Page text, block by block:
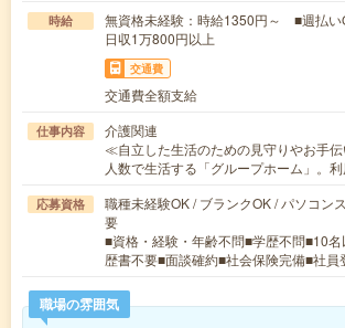
時給
無資格未経験：時給1350円～ ■週払
日収1万800円以上
交通費
交通費全額支給
仕事内容
介護関連
≪自立した生活のための見守りやお手
人数で生活する「グループホーム」。
応募資格
職種未経験OK / ブランクOK / パソコン
要
■資格・経験・年齢不問■学歴不問■10
歴書不要■面談確約■社会保険完備■社
職場の雰囲気